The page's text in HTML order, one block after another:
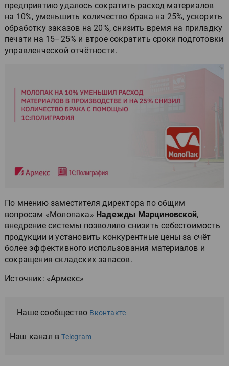
предприятию удалось сократить расход материалов
на 10%, уменьшить количество брака на 25%, ускорить
обработку заказов на 20%, снизить время на приладку
печати на 15–25% и втрое сократить сроки подготовки
управленческой отчётности.
По мнению заместителя директора по общим
вопросам «Молопака» Надежды Марциновской,
внедрение системы позволило снизить себестоимость
продукции и установить конкурентные цены за счёт
более эффективного использования материалов и
сокращения складских запасов.
Источник: «Армекс»
Наше сообщество Вконтакте
Наш канал вTelegram